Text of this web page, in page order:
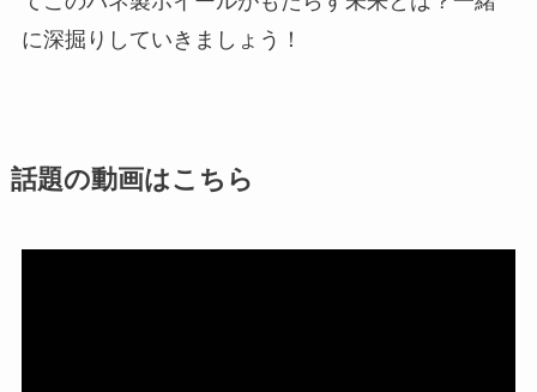
に深掘りしていきましょう！
話題の動画はこちら